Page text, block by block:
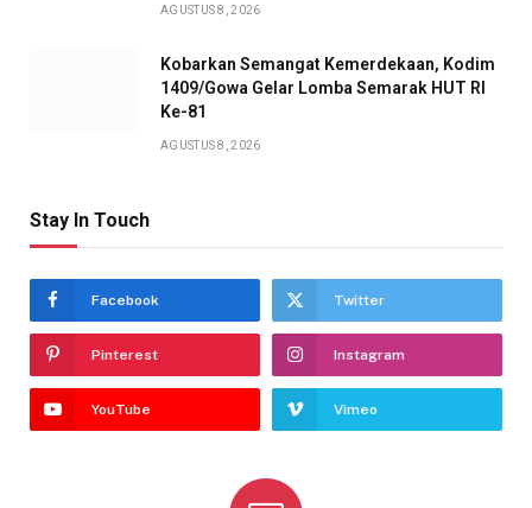
AGUSTUS 8, 2026
Kobarkan Semangat Kemerdekaan, Kodim
1409/Gowa Gelar Lomba Semarak HUT RI
Ke-81
AGUSTUS 8, 2026
Stay In Touch
Facebook Twitter
Pinterest Instagram
YouTube Vimeo